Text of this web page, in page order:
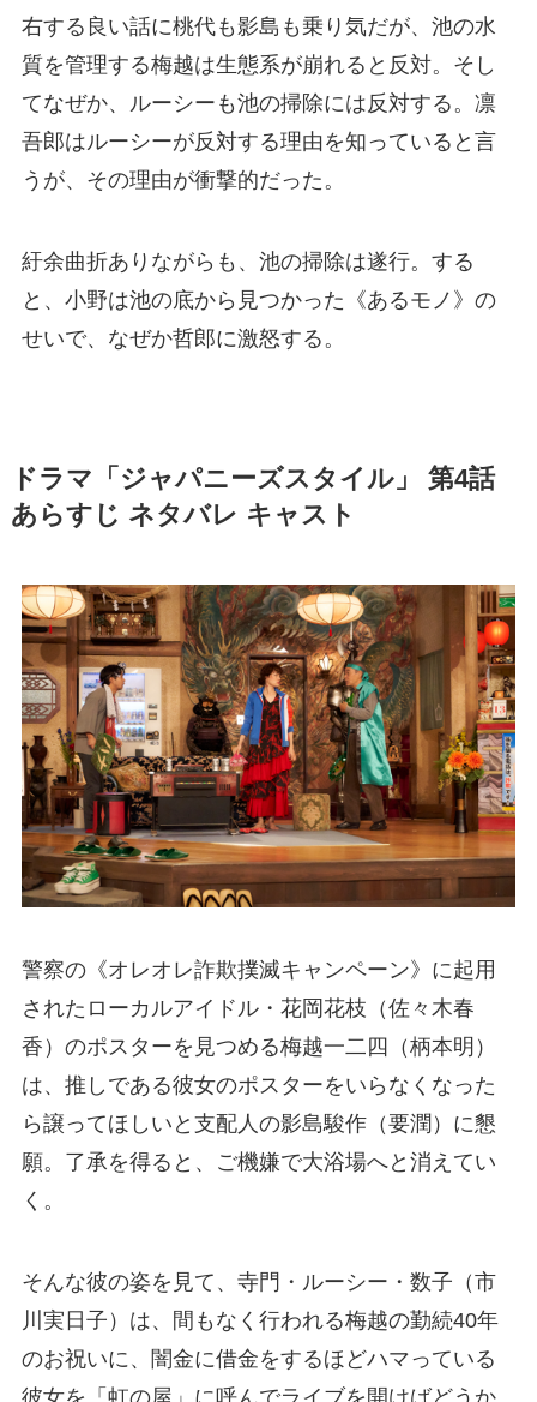
右する良い話に桃代も影島も乗り気だが、池の水
質を管理する梅越は生態系が崩れると反対。そし
てなぜか、ルーシーも池の掃除には反対する。凛
吾郎はルーシーが反対する理由を知っていると言
うが、その理由が衝撃的だった。
紆余曲折ありながらも、池の掃除は遂行。する
と、小野は池の底から見つかった《あるモノ》の
せいで、なぜか哲郎に激怒する。
ドラマ「ジャパニーズスタイル」 第4話
あらすじ ネタバレ キャスト
警察の《オレオレ詐欺撲滅キャンペーン》に起用
されたローカルアイドル・花岡花枝（佐々木春
香）のポスターを見つめる梅越一二四（柄本明）
は、推しである彼女のポスターをいらなくなった
ら譲ってほしいと支配人の影島駿作（要潤）に懇
願。了承を得ると、ご機嫌で大浴場へと消えてい
く。
そんな彼の姿を見て、寺門・ルーシー・数子（市
川実日子）は、間もなく行われる梅越の勤続40年
のお祝いに、闇金に借金をするほどハマっている